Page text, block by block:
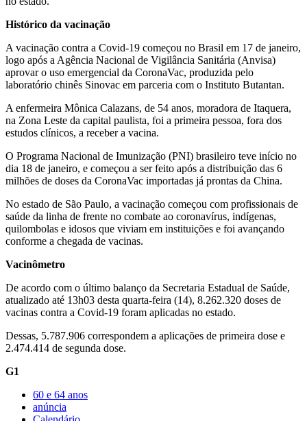
Histórico da vacinação
A vacinação contra a Covid-19 começou no Brasil em 17 de janeiro,
logo após a Agência Nacional de Vigilância Sanitária (Anvisa)
aprovar o uso emergencial da CoronaVac, produzida pelo
laboratório chinês Sinovac em parceria com o Instituto Butantan.
A enfermeira Mônica Calazans, de 54 anos, moradora de Itaquera,
na Zona Leste da capital paulista, foi a primeira pessoa, fora dos
estudos clínicos, a receber a vacina.
O Programa Nacional de Imunização (PNI) brasileiro teve início no
dia 18 de janeiro, e começou a ser feito após a distribuição das 6
milhões de doses da CoronaVac importadas já prontas da China.
No estado de São Paulo, a vacinação começou com profissionais de
saúde da linha de frente no combate ao coronavírus, indígenas,
quilombolas e idosos que viviam em instituições e foi avançando
conforme a chegada de vacinas.
Vacinômetro
De acordo com o último balanço da Secretaria Estadual de Saúde,
atualizado até 13h03 desta quarta-feira (14), 8.262.320 doses de
vacinas contra a Covid-19 foram aplicadas no estado.
Dessas, 5.787.906 correspondem a aplicações de primeira dose e
2.474.414 de segunda dose.
G1
60 e 64 anos
anúncia